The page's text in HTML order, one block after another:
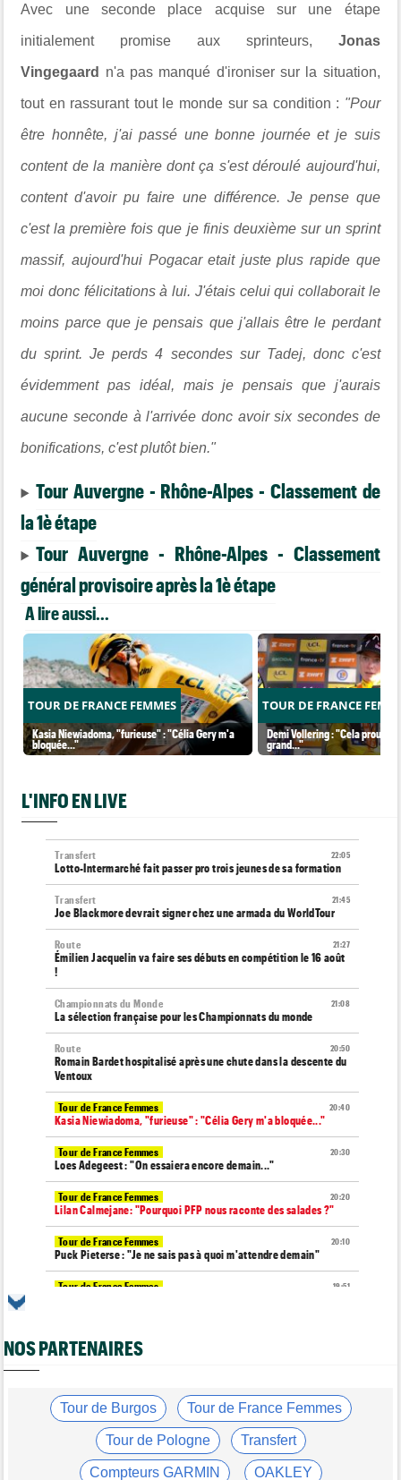
Avec une seconde place acquise sur une étape
initialement promise aux sprinteurs, Jonas
Vingegaard n'a pas manqué d'ironiser sur la situation,
tout en rassurant tout le monde sur sa condition : "Pour
être honnête, j'ai passé une bonne journée et je suis
content de la manière dont ça s'est déroulé aujourd'hui,
content d'avoir pu faire une différence. Je pense que
c'est la première fois que je finis deuxième sur un sprint
massif, aujourd'hui Pogacar etait juste plus rapide que
moi donc félicitations à lui. J'étais celui qui collaborait le
moins parce que je pensais que j'allais être le perdant
du sprint. Je perds 4 secondes sur Tadej, donc c'est
évidemment pas idéal, mais je pensais que j'aurais
aucune seconde à l'arrivée donc avoir six secondes de
bonifications, c'est plutôt bien."
Tour Auvergne - Rhône-Alpes - Classement de
la 1è étape
Tour Auvergne - Rhône-Alpes - Classement
général provisoire après la 1è étape
A lire aussi...
TOUR DE FRANCE FEMMES
Kasia Niewiadoma, "furieuse" : "Célia Gery m'a
bloquée..."
TOUR DE FRANCE
Demi Vollering : "Cela prouve
grand..."
L'INFO EN LIVE
22:05
Transfert
Lotto-Intermarché fait passer pro trois jeunes de sa formation
21:45
Transfert
Joe Blackmore devrait signer chez une armada du WorldTour
21:27
Route
Émilien Jacquelin va faire ses débuts en compétition le 16 août
!
21:08
Championnats du Monde
La sélection française pour les Championnats du monde
20:50
Route
Romain Bardet hospitalisé après une chute dans la descente du
Ventoux
20:40
Tour de France Femmes
Kasia Niewiadoma, "furieuse" : "Célia Gery m'a bloquée..."
20:30
Tour de France Femmes
Loes Adegeest : "On essaiera encore demain..."
20:20
Tour de France Femmes
Lilan Calmejane: "Pourquoi PFP nous raconte des salades ?"
20:10
Tour de France Femmes
Puck Pieterse : "Je ne sais pas à quoi m'attendre demain"
19:51
Tour de France Femmes
Felix Gall : "Ma 1ère victoire au général : un accomplissement !"
19:13
Tour de France Femmes
Demi Vollering : "Cela prouve que si on rêve en grand..."
Tour d'Espagne
NOS PARTENAIRES
Tour de Burgos Tour de France Femmes
Tour de Pologne Transfert
Compteurs GARMIN OAKLEY